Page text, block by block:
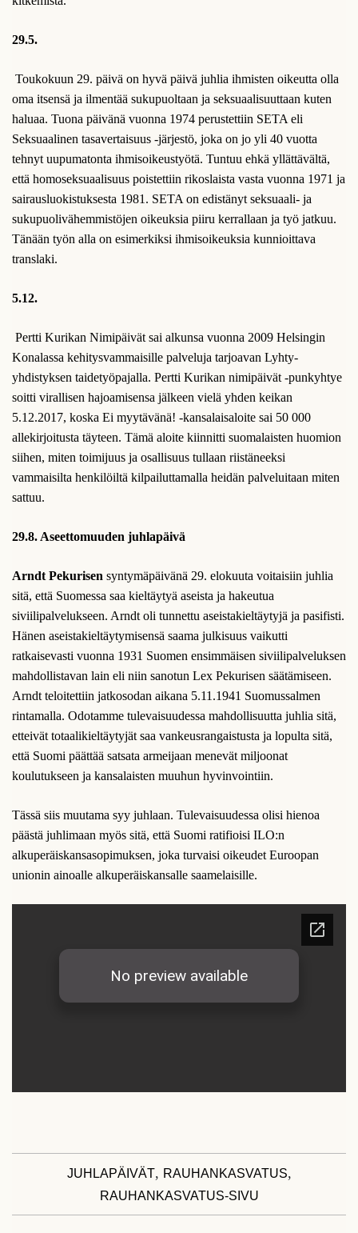
29.5.
Toukokuun 29. päivä on hyvä päivä juhlia ihmisten oikeutta olla
oma itsensä ja ilmentää sukupuoltaan ja seksuaalisuuttaan kuten
haluaa. Tuona päivänä vuonna 1974 perustettiin SETA eli
Seksuaalinen tasavertaisuus -järjestö, joka on jo yli 40 vuotta
tehnyt uupumatonta ihmisoikeustyötä. Tuntuu ehkä yllättävältä,
että homoseksuaalisuus poistettiin rikoslaista vasta vuonna 1971 ja
sairausluokistuksesta 1981. SETA on edistänyt seksuaali- ja
sukupuolivähemmistöjen oikeuksia piiru kerrallaan ja työ jatkuu.
Tänään työn alla on esimerkiksi ihmisoikeuksia kunnioittava
translaki.
5.12.
Pertti Kurikan Nimipäivät sai alkunsa vuonna 2009 Helsingin
Konalassa kehitysvammaisille palveluja tarjoavan Lyhty-
yhdistyksen taidetyöpajalla. Pertti Kurikan nimipäivät -punkyhtye
soitti virallisen hajoamisensa jälkeen vielä yhden keikan
5.12.2017, koska Ei myytävänä! -kansalaisaloite sai 50 000
allekirjoitusta täyteen. Tämä aloite kiinnitti suomalaisten huomion
siihen, miten toimijuus ja osallisuus tullaan riistäneeksi
vammaisilta henkilöiltä kilpailuttamalla heidän palveluitaan miten
sattuu.
29.8. Aseettomuuden juhlapäivä
Arndt Pekurisen syntymäpäivänä 29. elokuuta voitaisiin juhlia
sitä, että Suomessa saa kieltäytyä aseista ja hakeutua
siviilipalvelukseen. Arndt oli tunnettu aseistakieltäytyjä ja pasifisti.
Hänen aseistakieltäytymisensä saama julkisuus vaikutti
ratkaisevasti vuonna 1931 Suomen ensimmäisen siviilipalveluksen
mahdollistavan lain eli niin sanotun Lex Pekurisen säätämiseen.
Arndt teloitettiin jatkosodan aikana 5.11.1941 Suomussalmen
rintamalla. Odotamme tulevaisuudessa mahdollisuutta juhlia sitä,
etteivät totaalikieltäytyjät saa vankeusrangaistusta ja lopulta sitä,
että Suomi päättää satsata armeijaan menevät miljoonat
koulutukseen ja kansalaisten muuhun hyvinvointiin.
Tässä siis muutama syy juhlaan. Tulevaisuudessa olisi hienoa
päästä juhlimaan myös sitä, että Suomi ratifioisi ILO:n
alkuperäiskansasopimuksen, joka turvaisi oikeudet Euroopan
unionin ainoalle alkuperäiskansalle saamelaisille.
JUHLAPÄIVÄT, RAUHANKASVATUS,
RAUHANKASVATUS-SIVU